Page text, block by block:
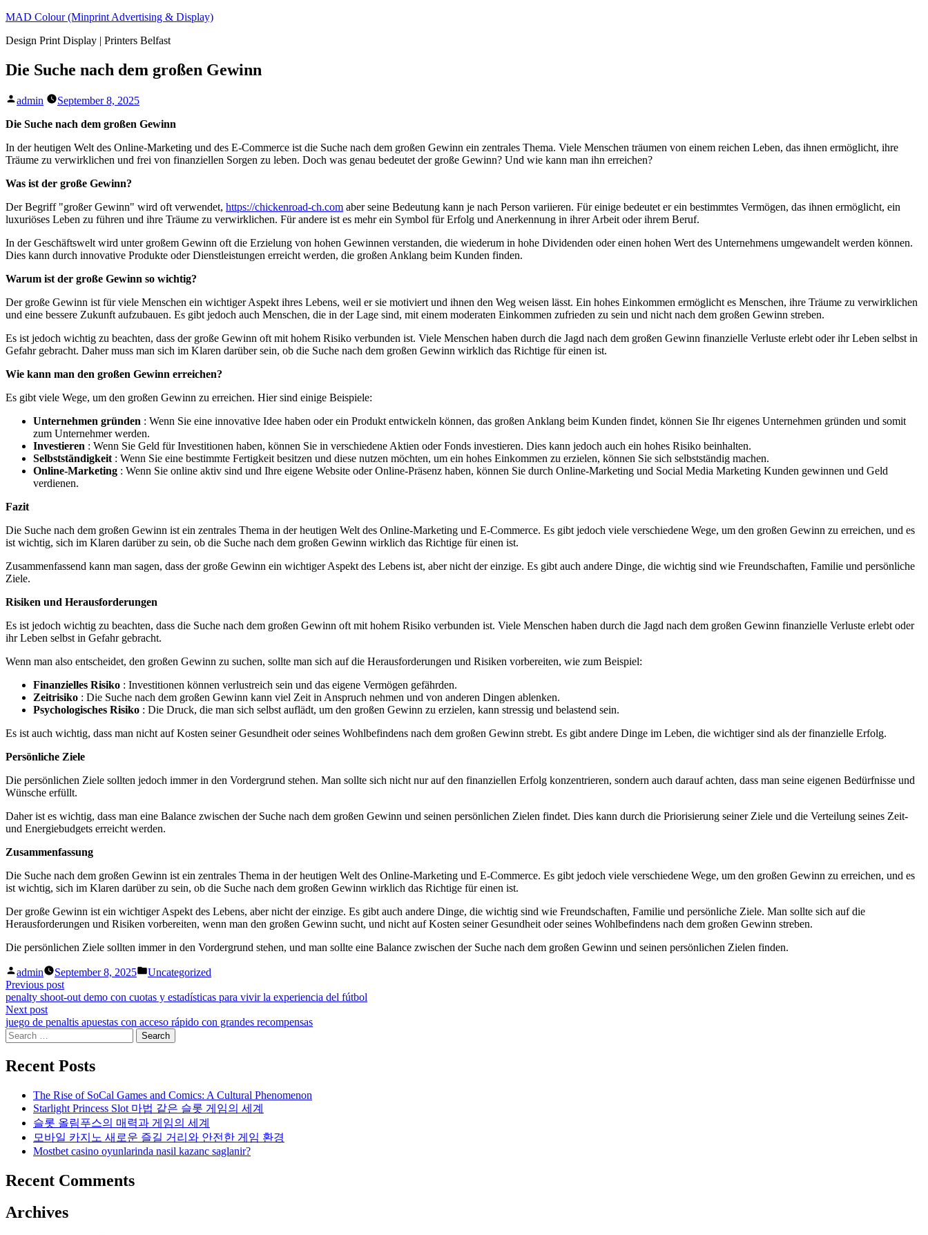
Skip
content
MAD Colour (Minprint Advertising & Display)
Design Print Display | Printers Belfast
Die Suche nach dem großen Gewinn
Posted
admin
September 8, 2025
Die Suche nach dem großen Gewinn
In der heutigen Welt des Online-Marketing und des E-Commerce ist die Suche nach dem großen Gewinn ein zentrales Thema. Viele Menschen träumen von einem reichen Leben, das ihnen ermöglicht, ihre
Träume zu verwirklichen und frei von finanziellen Sorgen zu leben. Doch was genau bedeutet der große Gewinn? Und wie kann man ihn erreichen?
Was ist der große Gewinn?
Der Begriff "großer Gewinn" wird oft verwendet, https://chickenroad-ch.com aber seine Bedeutung kann je nach Person variieren. Für einige bedeutet er ein bestimmtes Vermögen, das ihnen ermöglicht, ein
luxuriöses Leben zu führen und ihre Träume zu verwirklichen. Für andere ist es mehr ein Symbol für Erfolg und Anerkennung in ihrer Arbeit oder ihrem Beruf.
In der Geschäftswelt wird unter großem Gewinn oft die Erzielung von hohen Gewinnen verstanden, die wiederum in hohe Dividenden oder einen hohen Wert des Unternehmens umgewandelt werden können.
Dies kann durch innovative Produkte oder Dienstleistungen erreicht werden, die großen Anklang beim Kunden finden.
Warum ist der große Gewinn so wichtig?
Der große Gewinn ist für viele Menschen ein wichtiger Aspekt ihres Lebens, weil er sie motiviert und ihnen den Weg weisen lässt. Ein hohes Einkommen ermöglicht es Menschen, ihre Träume zu verwirklichen
und eine bessere Zukunft aufzubauen. Es gibt jedoch auch Menschen, die in der Lage sind, mit einem moderaten Einkommen zufrieden zu sein und nicht nach dem großen Gewinn streben.
Es ist jedoch wichtig zu beachten, dass der große Gewinn oft mit hohem Risiko verbunden ist. Viele Menschen haben durch die Jagd nach dem großen Gewinn finanzielle Verluste erlebt oder ihr Leben selbst in
Gefahr gebracht. Daher muss man sich im Klaren darüber sein, ob die Suche nach dem großen Gewinn wirklich das Richtige für einen ist.
Wie kann man den großen Gewinn erreichen?
Es gibt viele Wege, um den großen Gewinn zu erreichen. Hier sind einige Beispiele:
Unternehmen gründen : Wenn Sie eine innovative Idee haben oder ein Produkt entwickeln können, das großen Anklang beim Kunden findet, können Sie Ihr eigenes Unternehmen gründen und somit
zum Unternehmer werden.
Investieren : Wenn Sie Geld für Investitionen haben, können Sie in verschiedene Aktien oder Fonds investieren. Dies kann jedoch auch ein hohes Risiko beinhalten.
Selbstständigkeit : Wenn Sie eine bestimmte Fertigkeit besitzen und diese nutzen möchten, um ein hohes Einkommen zu erzielen, können Sie sich selbstständig machen.
Online-Marketing : Wenn Sie online aktiv sind und Ihre eigene Website oder Online-Präsenz haben, können Sie durch Online-Marketing und Social Media Marketing Kunden gewinnen und Geld
verdienen.
Fazit
Die Suche nach dem großen Gewinn ist ein zentrales Thema in der heutigen Welt des Online-Marketing und E-Commerce. Es gibt jedoch viele verschiedene Wege, um den großen Gewinn zu erreichen, und es
ist wichtig, sich im Klaren darüber zu sein, ob die Suche nach dem großen Gewinn wirklich das Richtige für einen ist.
Zusammenfassend kann man sagen, dass der große Gewinn ein wichtiger Aspekt des Lebens ist, aber nicht der einzige. Es gibt auch andere Dinge, die wichtig sind wie Freundschaften, Familie und persönliche
Ziele.
Risiken und Herausforderungen
Es ist jedoch wichtig zu beachten, dass die Suche nach dem großen Gewinn oft mit hohem Risiko verbunden ist. Viele Menschen haben durch die Jagd nach dem großen Gewinn finanzielle Verluste erlebt oder
ihr Leben selbst in Gefahr gebracht.
Wenn man also entscheidet, den großen Gewinn zu suchen, sollte man sich auf die Herausforderungen und Risiken vorbereiten, wie zum Beispiel:
Finanzielles Risiko : Investitionen können verlustreich sein und das eigene Vermögen gefährden.
Zeitrisiko : Die Suche nach dem großen Gewinn kann viel Zeit in Anspruch nehmen und von anderen Dingen ablenken.
Psychologisches Risiko : Die Druck, die man sich selbst auflädt, um den großen Gewinn zu erzielen, kann stressig und belastend sein.
Es ist auch wichtig, dass man nicht auf Kosten seiner Gesundheit oder seines Wohlbefindens nach dem großen Gewinn strebt. Es gibt andere Dinge im Leben, die wichtiger sind als der finanzielle Erfolg.
Persönliche Ziele
Die persönlichen Ziele sollten jedoch immer in den Vordergrund stehen. Man sollte sich nicht nur auf den finanziellen Erfolg konzentrieren, sondern auch darauf achten, dass man seine eigenen Bedürfnisse und
Wünsche erfüllt.
Daher ist es wichtig, dass man eine Balance zwischen der Suche nach dem großen Gewinn und seinen persönlichen Zielen findet. Dies kann durch die Priorisierung seiner Ziele und die Verteilung seines Zeit-
und Energiebudgets erreicht werden.
Zusammenfassung
Die Suche nach dem großen Gewinn ist ein zentrales Thema in der heutigen Welt des Online-Marketing und E-Commerce. Es gibt jedoch viele verschiedene Wege, um den großen Gewinn zu erreichen, und es
ist wichtig, sich im Klaren darüber zu sein, ob die Suche nach dem großen Gewinn wirklich das Richtige für einen ist.
Der große Gewinn ist ein wichtiger Aspekt des Lebens, aber nicht der einzige. Es gibt auch andere Dinge, die wichtig sind wie Freundschaften, Familie und persönliche Ziele. Man sollte sich auf die
Herausforderungen und Risiken vorbereiten, wenn man den großen Gewinn sucht, und nicht auf Kosten seiner Gesundheit oder seines Wohlbefindens nach dem großen Gewinn streben.
Die persönlichen Ziele sollten immer in den Vordergrund stehen, und man sollte eine Balance zwischen der Suche nach dem großen Gewinn und seinen persönlichen Zielen finden.
Posted
by
admin September 8, 2025
Posted
Uncategorized
Post
navigation
Previous postPrevious
post:
penalty shoot-out demo con cuotas y estadísticas para vivir la experiencia del fútbol
Next postNext
post:
juego de penaltis apuestas con acceso rápido con grandes recompensas
Search
for:
Recent Posts
The Rise of SoCal Games and Comics: A Cultural Phenomenon
Starlight Princess Slot 마법 같은 슬롯 게임의 세계
슬롯 올림푸스의 매력과 게임의 세계
모바일 카지노 새로운 즐길 거리와 안전한 게임 환경
Mostbet casino oyunlarinda nasil kazanc saglanir?
Recent Comments
Archives